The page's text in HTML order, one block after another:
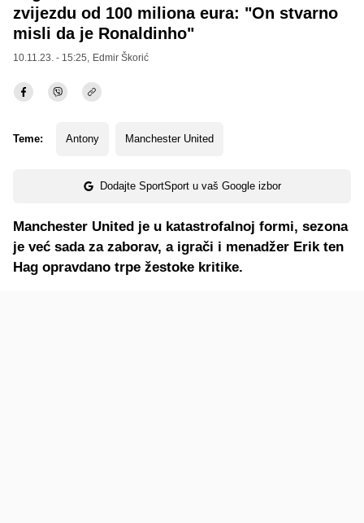
zvijezdu od 100 miliona eura: "On stvarno
misli da je Ronaldinho"
10.11.23. - 15:25, Edmir Škorić
Teme: Antony Manchester United
Dodajte SportSport u vaš Google izbor
Manchester United je u katastrofalnoj formi, sezona
je već sada za zaborav, a igrači i menadžer Erik ten
Hag opravdano trpe žestoke kritike.